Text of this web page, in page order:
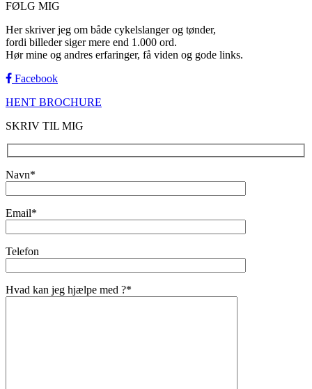
FØLG MIG
Her skriver jeg om både cykelslanger og tønder,
fordi billeder siger mere end 1.000 ord.
Hør mine og andres erfaringer, få viden og gode links.
Facebook
HENT BROCHURE
SKRIV TIL MIG
Navn*
Email*
Telefon
Hvad kan jeg hjælpe med ?*